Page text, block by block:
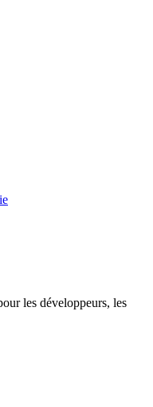
les développeurs, les